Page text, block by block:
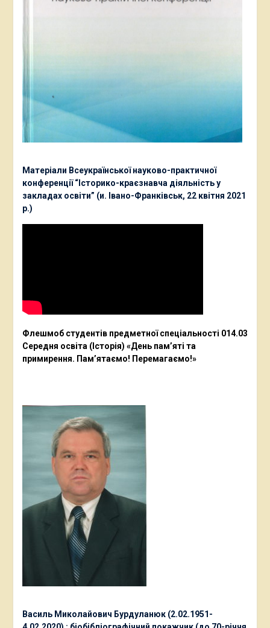
Матеріали Всеукраїнської науково-практичної
конференції “Історико-краєзнавча діяльність у
закладах освіти” (и. Івано-Франківськ, 22 квітня 2021
р.)
Флешмоб студентів предметної спеціальності 014.03
Середня освіта (Історія) «День пам’яті та
примирення. Пам’ятаємо! Перемагаємо!»
Василь Миколайович Бурдуланюк (2.02.1951-